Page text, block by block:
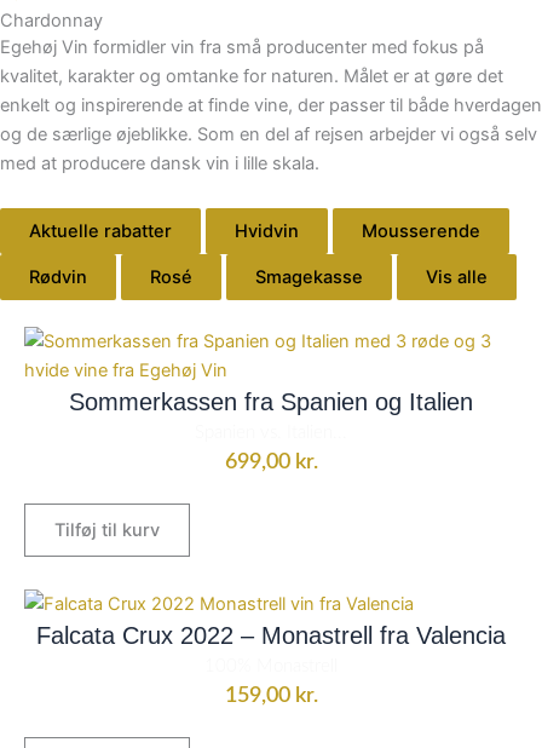
Chardonnay
Egehøj Vin formidler vin fra små producenter med fokus på
kvalitet, karakter og omtanke for naturen. Målet er at gøre det
enkelt og inspirerende at finde vine, der passer til både hverdagen
og de særlige øjeblikke. Som en del af rejsen arbejder vi også selv
med at producere dansk vin i lille skala.
Aktuelle rabatter Hvidvin Mousserende
Rødvin Rosé Smagekasse Vis alle
Sommerkassen fra Spanien og Italien
699,00 kr.
Tilføj til kurv
Falcata Crux 2022 – Monastrell fra Valencia
159,00 kr.